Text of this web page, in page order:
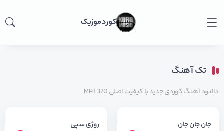
کورد موزیک
تک آهنگ
دالنود آهنگ کوردی جدید با کیفیت اصلی MP3 320
جان جان جان روژی سپی